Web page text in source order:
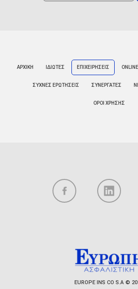
ΑΡΧΙΚΗ ΙΔΙΩΤΕΣ ΕΠΙΧΕΙΡΗΣΕΙΣ
ΣΥΧΝΕΣ ΕΡΩΤΗΣΕΙΣ ΣΥΝΕΡΓΑΤΕΣ
ΟΡΟΙ ΧΡΗΣΗΣ
EUROPE INS CO S.A ©